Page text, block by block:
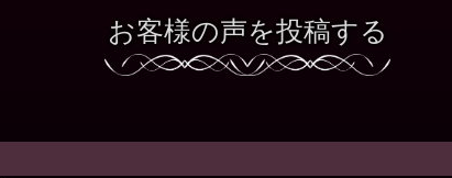
お客様の声を投稿する